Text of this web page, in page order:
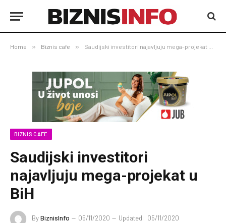
Home » Biznis cafe » Saudijski investitori najavljuju mega-projekat u BiH
BIZNIS CAFE
Saudijski investitori
najavljuju mega-projekat u
BiH
ByBiznisInfo 05/11/2020 Updated: 05/11/2020